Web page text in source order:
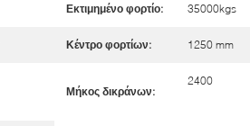
Εκτιμημένο φορτίο: 35000kgs
Κέντρο φορτίων: 1250 mm
Μήκος δικράνων:
2400